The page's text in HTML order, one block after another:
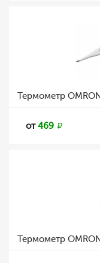
Термометр
от469
Термометр